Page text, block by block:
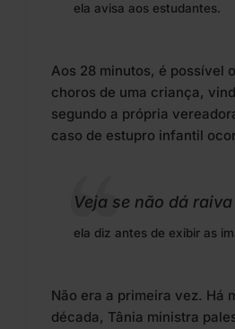
ela avisa aos estudantes.
Aos 28 minutos, é possível
choros de uma criança,
segundo a própria
caso de estupro infantil
Veja se não dá raiva
ela diz antes de exibir as
Não era a primeira vez. Há
década, Tânia ministra